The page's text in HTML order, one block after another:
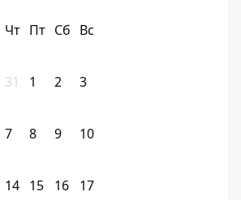
Чт Пт Сб Вс
31 1 2 3
7 8 9 10
14 15 16 17